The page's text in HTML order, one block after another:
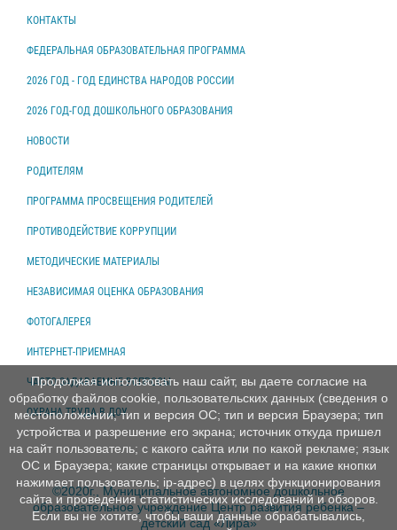
КОНТАКТЫ
ФЕДЕРАЛЬНАЯ ОБРАЗОВАТЕЛЬНАЯ ПРОГРАММА
2026 ГОД - ГОД ЕДИНСТВА НАРОДОВ РОССИИ
2026 ГОД-ГОД ДОШКОЛЬНОГО ОБРАЗОВАНИЯ
НОВОСТИ
РОДИТЕЛЯМ
ПРОГРАММА ПРОСВЕЩЕНИЯ РОДИТЕЛЕЙ
ПРОТИВОДЕЙСТВИЕ КОРРУПЦИИ
МЕТОДИЧЕСКИЕ МАТЕРИАЛЫ
НЕЗАВИСИМАЯ ОЦЕНКА ОБРАЗОВАНИЯ
ФОТОГАЛЕРЕЯ
ИНТЕРНЕТ-ПРИЕМНАЯ
ЧАСТО ЗАДАВАЕМЫЕ ВОПРОСЫ
ОХРАНА ТРУДА В ДОУ
©2020г., Муниципальное автономное дошкольное
образовательное учреждение Центр развития ребенка –
детский сад «Лира»
Продолжая использовать наш сайт, вы даете согласие на
обработку файлов cookie, пользовательских данных (сведения о
местоположении; тип и версия ОС; тип и версия Браузера; тип
устройства и разрешение его экрана; источник откуда пришел
на сайт пользователь; с какого сайта или по какой рекламе; язык
ОС и Браузера; какие страницы открывает и на какие кнопки
нажимает пользователь; ip-адрес) в целях функционирования
сайта и проведения статистических исследований и обзоров.
Если вы не хотите, чтобы ваши данные обрабатывались,